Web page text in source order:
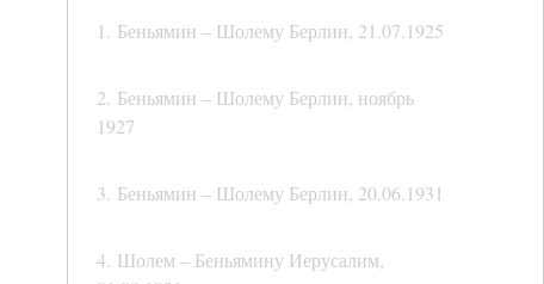
1. Беньямин – Шолему Берлин, 21.07.1925
2. Беньямин – Шолему Берлин, ноябрь
1927
3. Беньямин – Шолему Берлин, 20.06.1931
4. Шолем – Беньямину Иерусалим,